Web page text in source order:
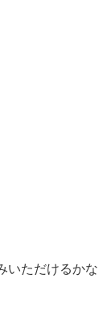
いただけるかな